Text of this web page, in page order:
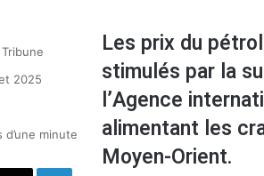
Les prix du
stimulés par la
l’Agence
alimentant les
Moyen-Orient.
2025
d’une minute
X Linkedin